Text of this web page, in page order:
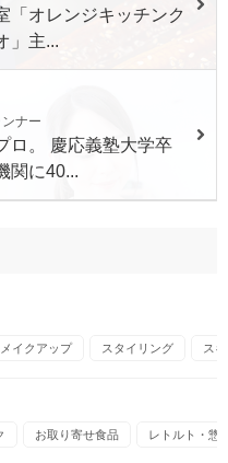
「オレンジキッチンク
」主...
ナー
ロ。 慶応義塾大学卒
関に40...
イクアップ スタイリング ス
お取り寄せ食品 レトルト・惣